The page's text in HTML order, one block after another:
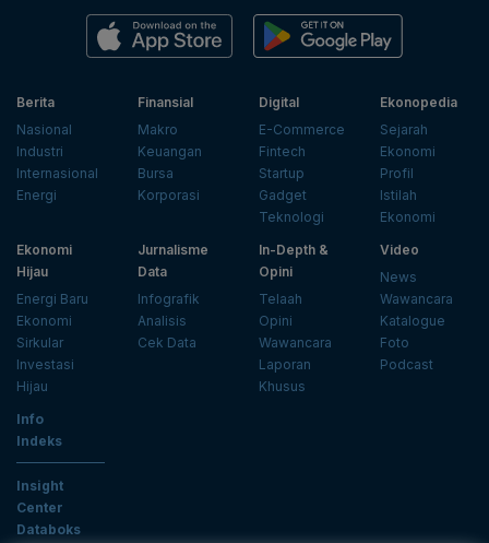
Berita
Nasional
Industri
Internasional
Energi
Finansial
Makro
Keuangan
Bursa
Korporasi
Digital
E-Commerce
Fintech
Startup
Gadget
Teknologi
Ekonopedia
Sejarah
Ekonomi
Profil
Istilah
Ekonomi
Ekonomi
Hijau
Energi Baru
Ekonomi
Sirkular
Investasi
Hijau
Jurnalisme
Data
Infografik
Analisis
Cek Data
In-Depth &
Opini
Telaah
Opini
Wawancara
Laporan
Khusus
Video
News
Wawancara
Katalogue
Foto
Podcast
Info
Indeks
Insight
Center
Databoks